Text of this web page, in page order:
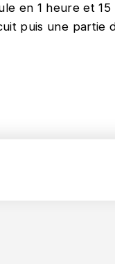
en 1 heure et
puis une partie